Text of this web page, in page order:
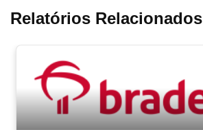
Relatórios Relacionados